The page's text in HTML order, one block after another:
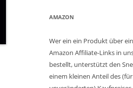
AMAZON
Wer ein ein Produkt über
Amazon Affiliate-Links in
bestellt, unterstützt den
einem kleinen Anteil des